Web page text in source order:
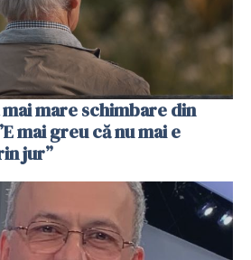
mare schimbare din
mai greu că nu mai e
jur”